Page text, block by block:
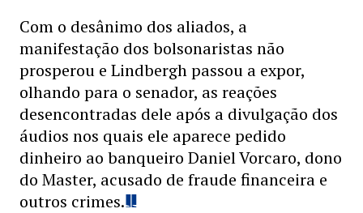
Com o desânimo dos aliados, a
manifestação dos bolsonaristas não
prosperou e Lindbergh passou a expor,
olhando para o senador, as reações
desencontradas dele após a divulgação dos
áudios nos quais ele aparece pedido
dinheiro ao banqueiro Daniel Vorcaro, dono
do Master, acusado de fraude financeira e
outros crimes.